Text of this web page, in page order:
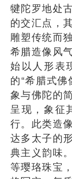
犍陀罗地处
的交汇点，
雕塑传统而
希腊造像风
始以人形表
的“希腊式
象与佛陀的
呈现，象征
行。此类造
达多太子的
典主义韵味
等璎珞珠宝